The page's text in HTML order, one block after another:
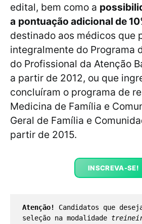
edital, bem como a
a pontuação adicional de
destinado aos médicos que
integralmente do Programa
do Profissional da Atenção
a partir de 2012, ou que
concluíram o programa de
Medicina de Família e
Geral de Família e
partir de 2015.
INSCREVA-SE!
Atenção!
Candidatos que
seleção na modalidade